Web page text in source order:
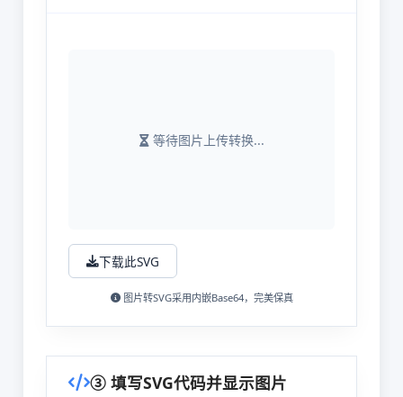
等待图片上传转换...
下载此SVG
图片转SVG采用内嵌Base64，完美保真
③ 填写SVG代码并显示图片